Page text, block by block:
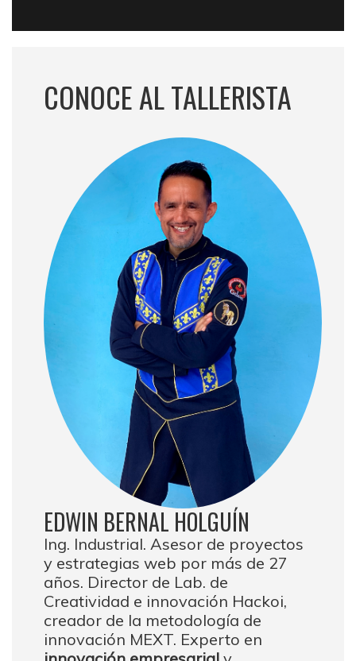
CONOCE AL TALLERISTA
EDWIN BERNAL HOLGUÍN
Ing. Industrial. Asesor de proyectos
y estrategias web por más de 27
años. Director de Lab. de
Creatividad e innovación Hackoi,
creador de la metodología de
innovación MEXT. Experto en